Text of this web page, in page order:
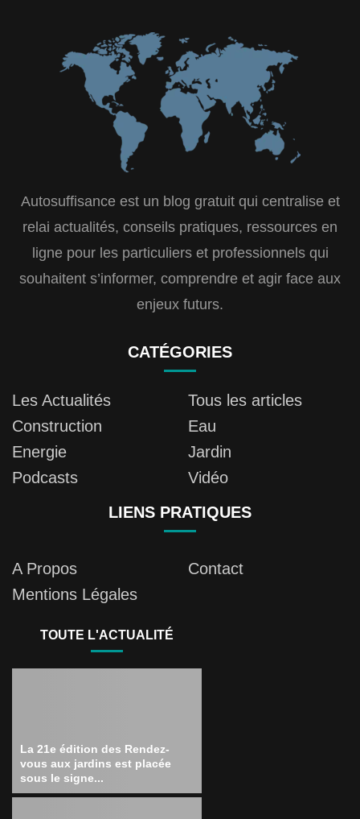
Autosuffisance est un blog gratuit qui centralise et
relai actualités, conseils pratiques, ressources en
ligne pour les particuliers et professionnels qui
souhaitent s’informer, comprendre et agir face aux
enjeux futurs.
CATÉGORIES
Les Actualités
Tous les articles
Construction
Eau
Energie
Jardin
Podcasts
Vidéo
LIENS PRATIQUES
A Propos
Contact
Mentions Légales
TOUTE L'ACTUALITÉ
La 21e édition des Rendez-
vous aux jardins est placée
sous le signe...